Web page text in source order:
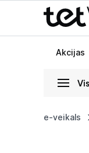
Uz
Akcijas
e-veikals